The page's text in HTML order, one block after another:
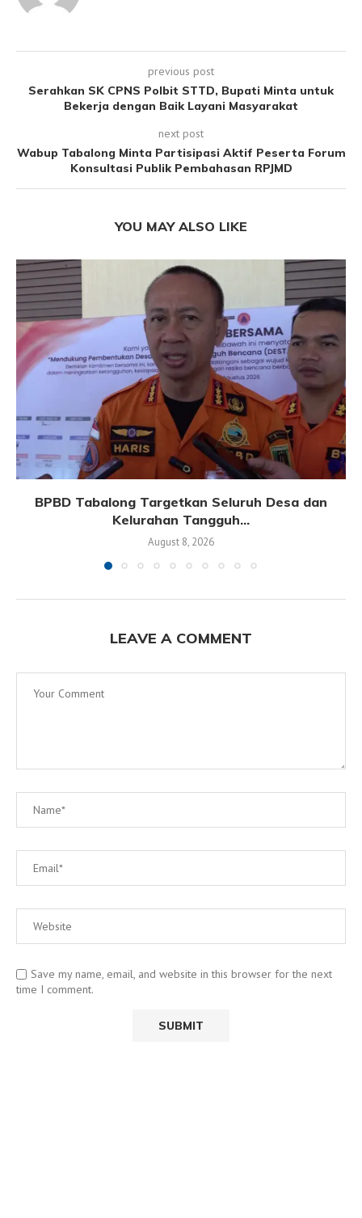
previous post
Serahkan SK CPNS Polbit STTD, Bupati Minta untuk
Bekerja dengan Baik Layani Masyarakat
next post
Wabup Tabalong Minta Partisipasi Aktif Peserta Forum
Konsultasi Publik Pembahasan RPJMD
YOU MAY ALSO LIKE
BPBD Tabalong Targetkan Seluruh Desa dan
Kelurahan Tangguh...
August 8, 2026
LEAVE A COMMENT
Save my name, email, and website in this browser for the next
time I comment.